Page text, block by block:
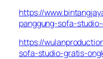
https://
panggung-sofa-
https://
sofa-studio-gratis-